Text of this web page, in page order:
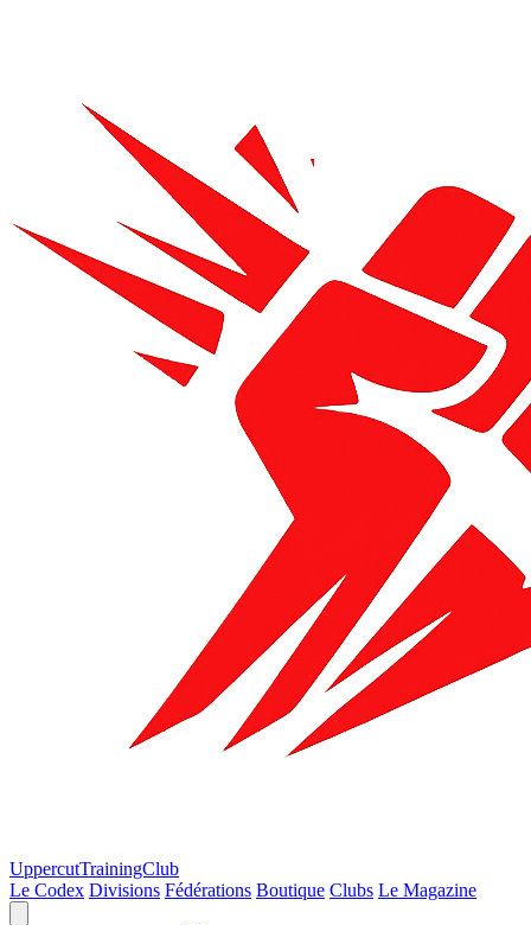
UppercutTrainingClub
Le Codex Divisions Fédérations Boutique Clubs Le Magazine